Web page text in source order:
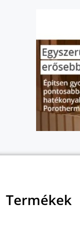
Termékek